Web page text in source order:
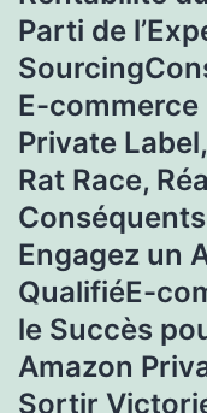
Parti de
E-commerce
Private
Rat Race,
Engagez un
QualifiéE-
le Succès
Amazon
Sortir